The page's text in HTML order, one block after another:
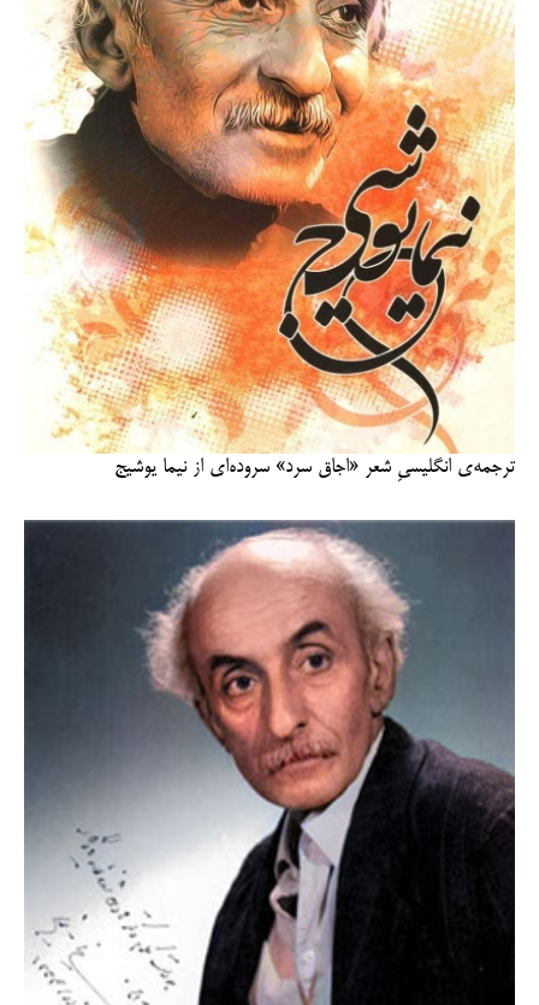
ترجمه‌ی انگلیسیِ شعر «اجاق سرد» سروده‌ای از نیما یوشیج